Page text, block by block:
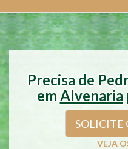
Precisa de
em Alvenaria
SOLICITE
VEJA